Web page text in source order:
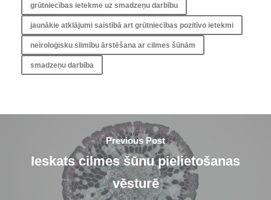
grūtniecības ietekme uz smadzeņu darbību
jaunākie atklājumi saistībā art grūtniecības pozitīvo ietekmi
neiroloģisku slimību ārstēšana ar cilmes šūnām
smadzeņu darbība
Previous Post
Ieskats cilmes šūnu pielietošanas
vēsturē